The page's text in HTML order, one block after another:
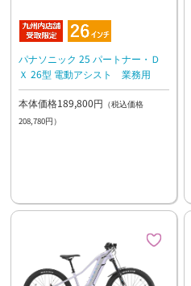
パナソニック 25 パートナー・Ｄ
Ｘ 26型 電動アシスト 業務用
本体価格189,800円 （税込価格
208,780円）